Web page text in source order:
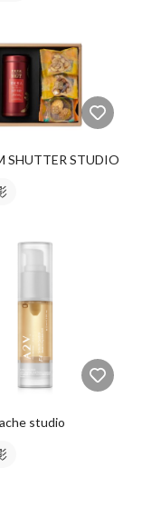
SHUTTER STUDIO
studio